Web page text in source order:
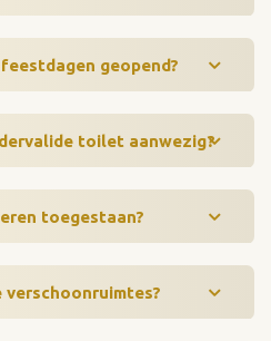
geopend?
toilet aanwezig?
toegestaan?
verschoonruimtes?